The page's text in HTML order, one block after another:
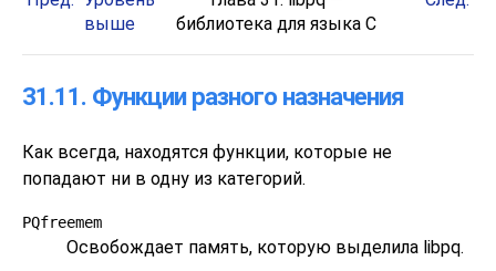
выше
библиотека для языка C
31.11. Функции разного назначения
Как всегда, находятся функции, которые не
попадают ни в одну из категорий.
PQfreemem
Освобождает память, которую выделила libpq.